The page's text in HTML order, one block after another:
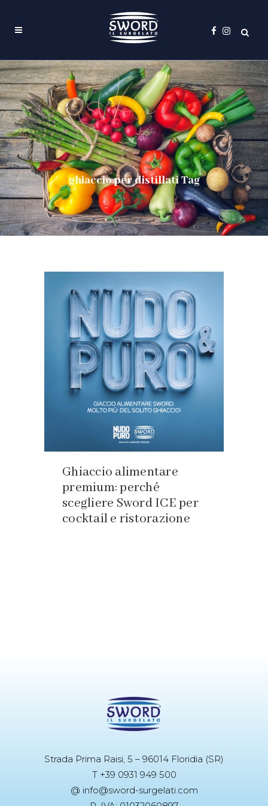
ghiaccio per distillati Tag
Ghiaccio alimentare
premium: perché
scegliere Sword ICE per
cocktail e ristorazione
Strada Prima Raisi, 5 – 96014 Floridia (SR)
T +39 0931 949 500
@ info@sword-surgelati.com